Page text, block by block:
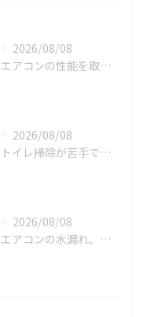
2026/08/08
エアコンの性能を取り戻しませんか？
2026/08/08
トイレ掃除が苦手でも、効率的にできる方法をご紹介します。
2026/08/08
エアコンの水漏れ、心配ですよね。